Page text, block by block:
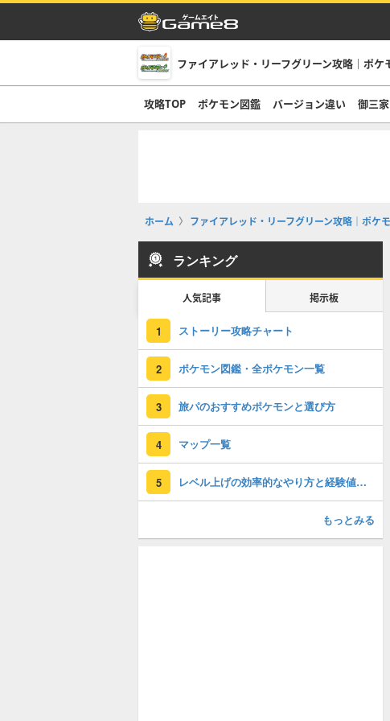
ファイアレッド・リーフグリーン攻略｜ポケ
攻略TOP ポケモン図鑑 バージョン違い 御三家
ホーム ファイアレッド・リーフグリーン攻略｜ポケ
ランキング
人気記事 掲示板
1 ストーリー攻略チャート
2 ポケモン図鑑・全ポケモン一覧
3 旅パのおすすめポケモンと選び方
4 マップ一覧
5 レベル上げの効率的なやり方と経験値稼ぎの方法
もっとみる